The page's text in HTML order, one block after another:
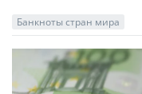
Банкноты стран мира